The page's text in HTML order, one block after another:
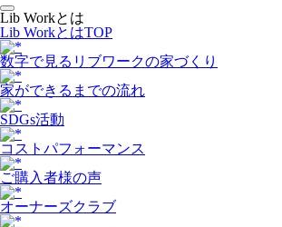
Lib Workとは
Lib WorkとはTOP
数字で⾒るリブワークの家づくり
家ができるまでの流れ
SDGs活動
コストパフォーマンス
ご購入者様の声
オーナーズクラブ